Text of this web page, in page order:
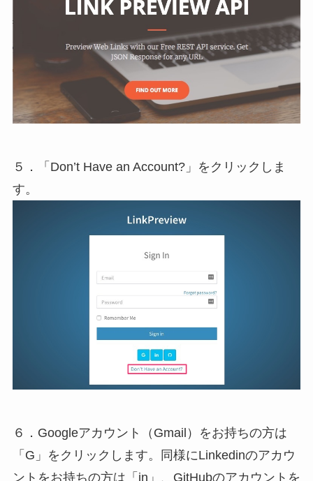
５．「Don’t Have an Account?」をクリックしま
す。
６．Googleアカウント（Gmail）をお持ちの方は
「G」をクリックします。同様にLinkedinのアカウ
ントをお持ちの方は「in」、GitHubのアカウントを